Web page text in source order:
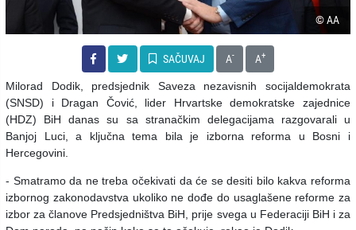
© AA
SAČUVAJ A- A+
Milorad Dodik, predsjednik Saveza nezavisnih socijaldemokrata
(SNSD) i Dragan Čović, lider Hrvartske demokratske zajednice
(HDZ) BiH danas su sa stranačkim delegacijama razgovarali u
Banjoj Luci, a ključna tema bila je izborna reforma u Bosni i
Hercegovini.
- Smatramo da ne treba očekivati da će se desiti bilo kakva reforma
izbornog zakonodavstva ukoliko ne dođe do usaglašene reforme za
izbor za članove Predsjedništva BiH, prije svega u Federaciji BiH i za